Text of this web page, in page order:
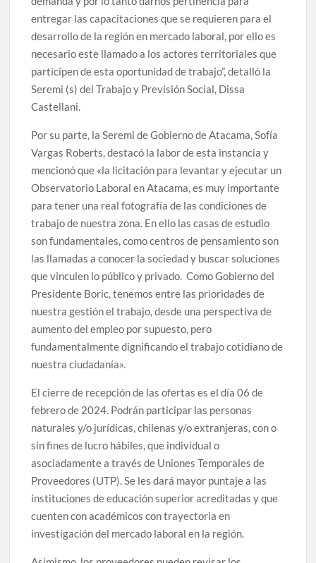
entregar las capacitaciones que se requieren para el
desarrollo de la región en mercado laboral, por ello es
necesario este llamado a los actores territoriales que
participen de esta oportunidad de trabajo”, detalló la
Seremi (s) del Trabajo y Previsión Social, Dissa
Castellani.
Por su parte, la Seremi de Gobierno de Atacama, Sofía
Vargas Roberts, destacó la labor de esta instancia y
mencionó que «la licitación para levantar y ejecutar un
Observatorio Laboral en Atacama, es muy importante
para tener una real fotografía de las condiciones de
trabajo de nuestra zona. En ello las casas de estudio
son fundamentales, como centros de pensamiento son
las llamadas a conocer la sociedad y buscar soluciones
que vinculen lo público y privado. Como Gobierno del
Presidente Boric, tenemos entre las prioridades de
nuestra gestión el trabajo, desde una perspectiva de
aumento del empleo por supuesto, pero
fundamentalmente dignificando el trabajo cotidiano de
nuestra ciudadanía».
El cierre de recepción de las ofertas es el día 06 de
febrero de 2024. Podrán participar las personas
naturales y/o jurídicas, chilenas y/o extranjeras, con o
sin fines de lucro hábiles, que individual o
asociadamente a través de Uniones Temporales de
Proveedores (UTP). Se les dará mayor puntaje a las
instituciones de educación superior acreditadas y que
cuenten con académicos con trayectoria en
investigación del mercado laboral en la región.